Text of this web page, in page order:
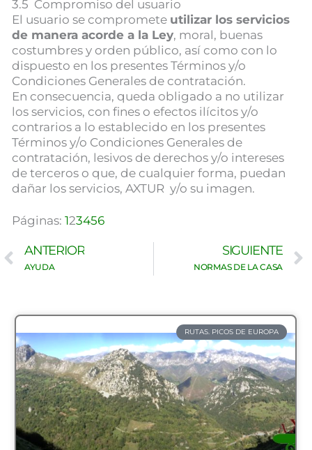
3.5 Compromiso del usuario
El usuario se compromete utilizar los servicios
de manera acorde a la Ley, moral, buenas
costumbres y orden público, así como con lo
dispuesto en los presentes Términos y/o
Condiciones Generales de contratación.
En consecuencia, queda obligado a no utilizar
los servicios, con fines o efectos ilícitos y/o
contrarios a lo establecido en los presentes
Términos y/o Condiciones Generales de
contratación, lesivos de derechos y/o intereses
de terceros o que, de cualquier forma, puedan
dañar los servicios, AXTUR y/o su imagen.
Páginas: 123456
Ant
ANTERIOR
AYUDA
SIGUIENTE
NORMAS DE LA CASA
RUTAS. PICOS DE EUROPA